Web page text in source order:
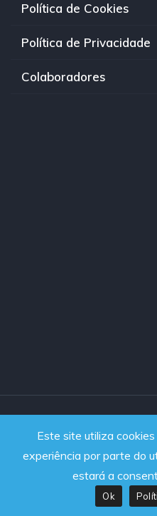
Política de Cookies
Política de Privacidade
Colaboradores
Powered
Este site utiliza
experiência por parte do
estará a
Ok